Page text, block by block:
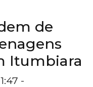
de
Itumbiara
-